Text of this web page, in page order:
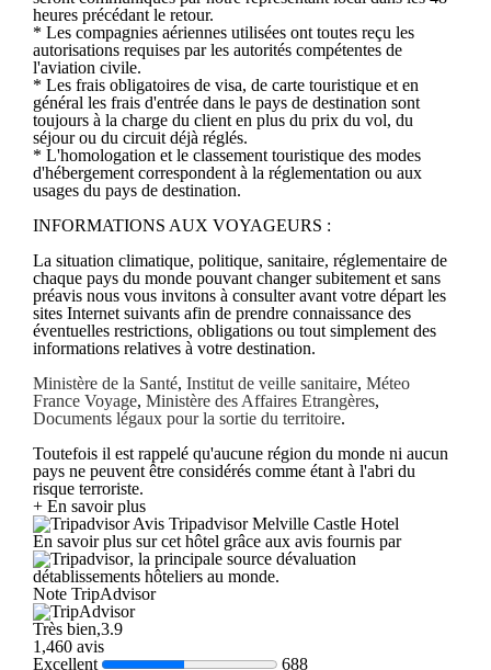
heures précédant le retour.
* Les compagnies aériennes utilisées ont toutes reçu les
autorisations requises par les autorités compétentes de
l'aviation civile.
* Les frais obligatoires de visa, de carte touristique et en
général les frais d'entrée dans le pays de destination sont
toujours à la charge du client en plus du prix du vol, du
séjour ou du circuit déjà réglés.
* L'homologation et le classement touristique des modes
d'hébergement correspondent à la réglementation ou aux
usages du pays de destination.
INFORMATIONS AUX VOYAGEURS :
La situation climatique, politique, sanitaire, réglementaire de
chaque pays du monde pouvant changer subitement et sans
préavis nous vous invitons à consulter avant votre départ les
sites Internet suivants afin de prendre connaissance des
éventuelles restrictions, obligations ou tout simplement des
informations relatives à votre destination.
Ministère de la Santé, Institut de veille sanitaire, Méteo
France Voyage, Ministère des Affaires Etrangères,
Documents légaux pour la sortie du territoire.
Toutefois il est rappelé qu'aucune région du monde ni aucun
pays ne peuvent être considérés comme étant à l'abri du
risque terroriste.
+ En savoir plus
Avis Tripadvisor Melville Castle Hotel
En savoir plus sur cet hôtel grâce aux avis fournis par
, la principale source dévaluation
détablissements hôteliers au monde.
Note TripAdvisor
Très bien,3.9
1,460 avis
Excellent
688